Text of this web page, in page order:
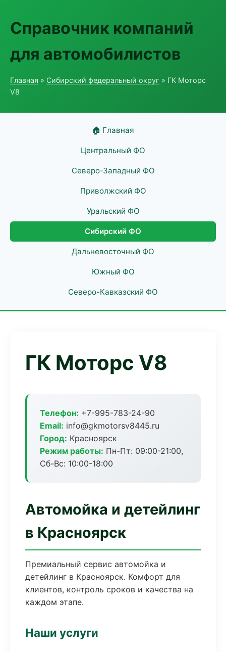
Справочник компаний
для автомобилистов
Главная » Сибирский федеральный округ » ГК Моторс
V8
🏠 Главная
Центральный ФО
Северо-Западный ФО
Приволжский ФО
Уральский ФО
Сибирский ФО
Дальневосточный ФО
Южный ФО
Северо-Кавказский ФО
ГК Моторс V8
Телефон: +7-995-783-24-90
Email: info@gkmotorsv8445.ru
Город: Красноярск
Режим работы: Пн-Пт: 09:00-21:00,
Сб-Вс: 10:00-18:00
Автомойка и детейлинг
в Красноярск
Премиальный сервис автомойка и
детейлинг в Красноярск. Комфорт для
клиентов, контроль сроков и качества на
каждом этапе.
Наши услуги